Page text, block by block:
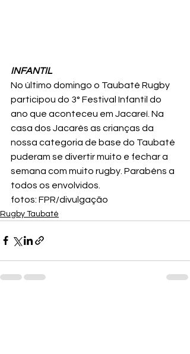
INFANTIL
No último domingo o Taubaté Rugby
participou do 3° Festival Infantil do
ano que aconteceu em Jacareí. Na
casa dos Jacarés as crianças da
nossa categoria de base do Taubaté
puderam se divertir muito e fechar a
semana com muito rugby. Parabéns a
todos os envolvidos.
fotos: FPR/divulgação
Rugby Taubaté